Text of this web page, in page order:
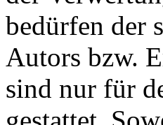
bedürfen der
Autors bzw.
sind nur für